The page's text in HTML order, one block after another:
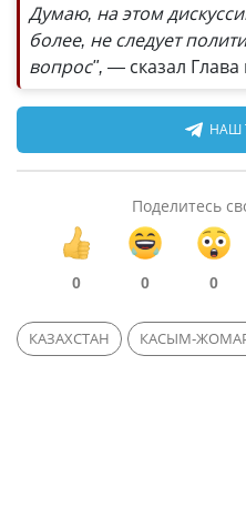
Думаю, на этом
более, не следует
вопрос", — сказал Глава
НАШ
Поделитесь
0 0 0
КАЗАХСТАН КАСЫМ-